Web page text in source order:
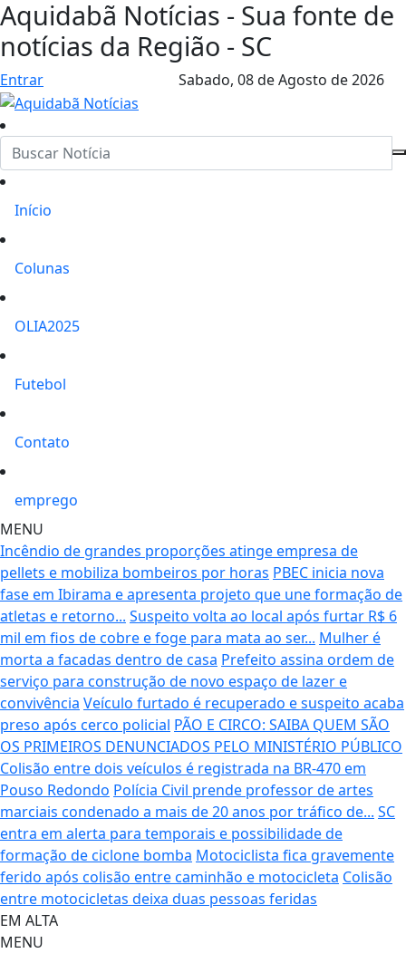
Aquidabã Notícias - Sua fonte de
notícias da Região - SC
Entrar Sabado, 08 de Agosto de 2026
Início
Colunas
OLIA2025
Futebol
Contato
emprego
MENU
Incêndio de grandes proporções atinge empresa de
pellets e mobiliza bombeiros por horas PBEC inicia nova
fase em Ibirama e apresenta projeto que une formação de
atletas e retorno... Suspeito volta ao local após furtar R$ 6
mil em fios de cobre e foge para mata ao ser... Mulher é
morta a facadas dentro de casa Prefeito assina ordem de
serviço para construção de novo espaço de lazer e
convivência Veículo furtado é recuperado e suspeito acaba
preso após cerco policial PÃO E CIRCO: SAIBA QUEM SÃO
OS PRIMEIROS DENUNCIADOS PELO MINISTÉRIO PÚBLICO
Colisão entre dois veículos é registrada na BR-470 em
Pouso Redondo Polícia Civil prende professor de artes
marciais condenado a mais de 20 anos por tráfico de... SC
entra em alerta para temporais e possibilidade de
formação de ciclone bomba Motociclista fica gravemente
ferido após colisão entre caminhão e motocicleta Colisão
entre motocicletas deixa duas pessoas feridas
EM ALTA
MENU